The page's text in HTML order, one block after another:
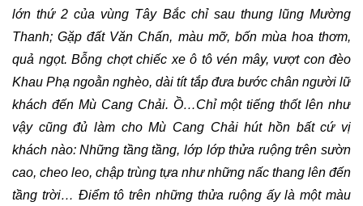
lớn thứ 2 của vùng Tây Bắc chỉ sau thung lũng Mường
Thanh; Gặp đất Văn Chấn, màu mỡ, bốn mùa hoa thơm,
quả ngọt. Bỗng chợt chiếc xe ô tô vén mây, vượt con đèo
Khau Phạ ngoằn nghèo, dài tít tắp đưa bước chân người lữ
khách đến Mù Cang Chải. Ồ…Chỉ một tiếng thốt lên như
vậy cũng đủ làm cho Mù Cang Chải hút hồn bất cứ vị
khách nào: Những tầng tầng, lớp lớp thửa ruộng trên sườn
cao, cheo leo, chập trùng tựa như những nấc thang lên đến
tầng trời… Điểm tô trên những thửa ruộng ấy là một màu